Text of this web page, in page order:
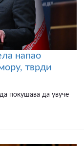
напао
тврди
да покушава да увуче